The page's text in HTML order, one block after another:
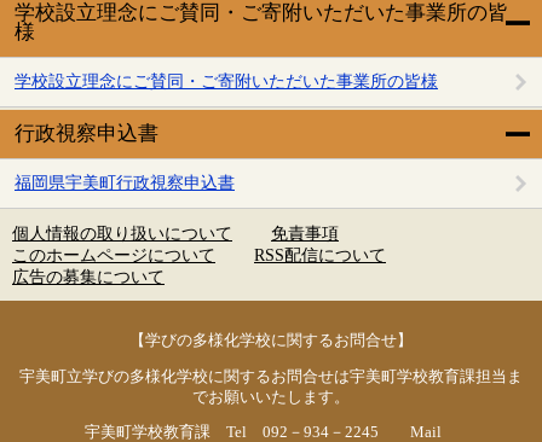
学校設立理念にご賛同・ご寄附いただいた事業所の皆
様
学校設立理念にご賛同・ご寄附いただいた事業所の皆様
行政視察申込書
福岡県宇美町行政視察申込書
個人情報の取り扱いについて
免責事項
このホームページについて
RSS配信について
広告の募集について
【学びの多様化学校に関するお問合せ】
宇美町立学びの多様化学校に関するお問合せは宇美町学校教育課担当ま
でお願いいたします。
宇美町学校教育課 Tel 092－934－2245 Mail